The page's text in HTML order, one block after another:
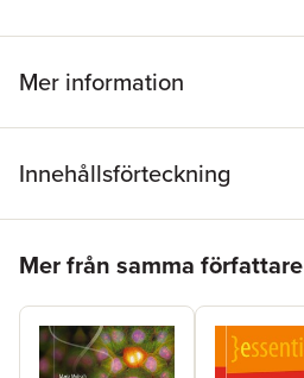
Mer information
Innehållsförteckning
Mer från samma författare